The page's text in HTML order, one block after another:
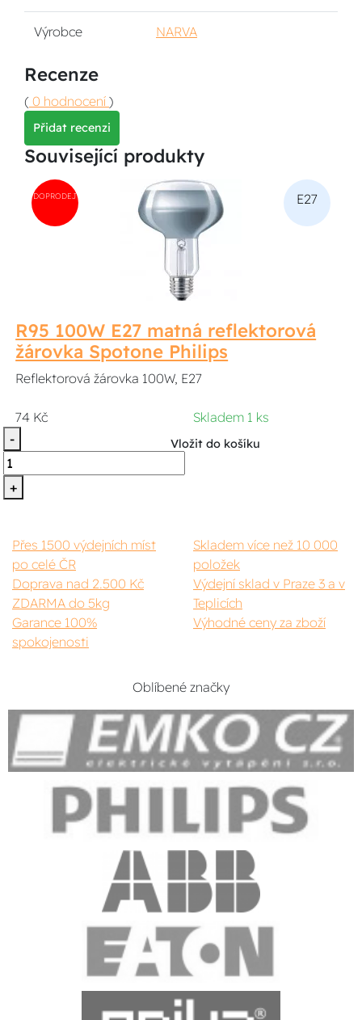
Výrobce NARVA
Recenze
( 0 hodnocení )
Přidat recenzi
Související produkty
DOPRODEJ E27
R95 100W E27 matná reflektorová
žárovka Spotone Philips
Reflektorová žárovka 100W, E27
74 Kč
Skladem 1 ks
-
+
Vložit do košíku
Přes 1500 výdejních míst
po celé ČR
Skladem více než 10 000
položek
Doprava nad 2.500 Kč
ZDARMA do 5kg
Výdejní sklad v Praze 3 a v
Teplicích
Garance 100%
spokojenosti
Výhodné ceny za zboží
Oblíbené značky